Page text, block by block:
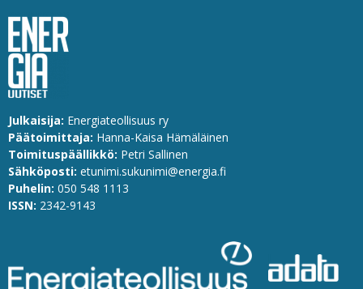
Julkaisija: Energiateollisuus ry
Päätoimittaja: Hanna-Kaisa Hämäläinen
Toimituspäällikkö: Petri Sallinen
Sähköposti: etunimi.sukunimi@energia.fi
Puhelin: 050 548 1113
ISSN: 2342-9143